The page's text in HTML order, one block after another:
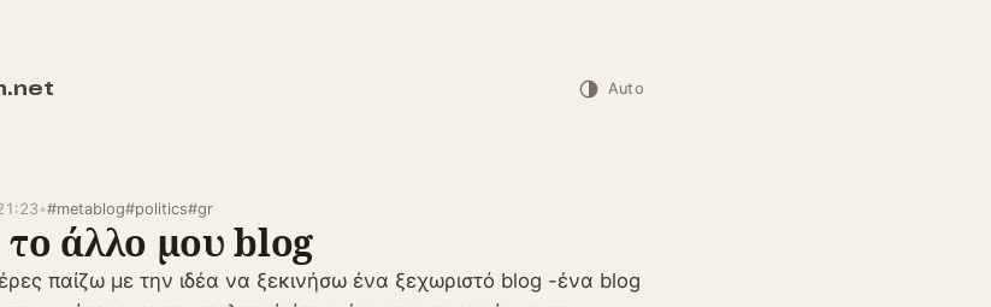
Auto
•#metablog#politics#gr
το άλλο μου blog
παίζω με την ιδέα να ξεκινήσω ένα ξεχωριστό blog -ένα blog